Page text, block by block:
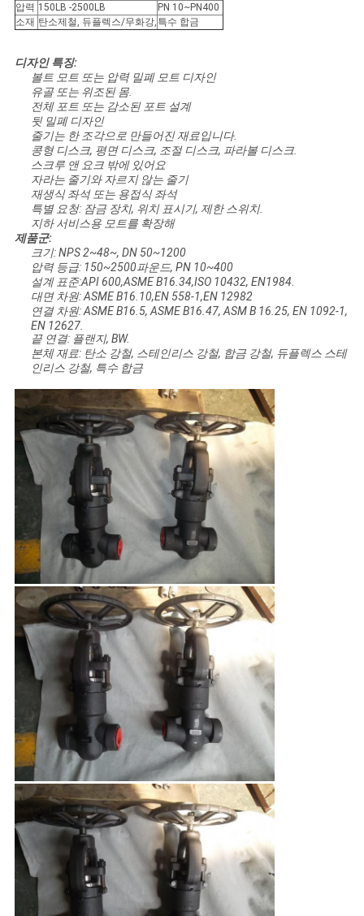
하
트
PRIVACY
POLICY
압력 150LB -2500LB
PN 10~PN400
소재 탄소제철, 듀플렉스/무화강, 특수 합금
디자인 특징:
볼트 모트 또는 압력 밀폐 모트 디자인
유골 또는 위조된 몸.
전체 포트 또는 감소된 포트 설계
뒷 밀폐 디자인
줄기는 한 조각으로 만들어진 재료입니다.
콩형 디스크, 평면 디스크, 조절 디스크, 파라볼 디스크.
스크루 앤 요크 밖에 있어요
자라는 줄기와 자르지 않는 줄기
재생식 좌석 또는 용접식 좌석
특별 요청: 잠금 장치, 위치 표시기, 제한 스위치.
지하 서비스용 모트를 확장해
제품군:
크기: NPS 2~48~, DN 50~1200
압력 등급: 150~2500파운드, PN 10~400
설계 표준:API 600,ASME B16.34,ISO 10432, EN1984.
대면 차원: ASME B16.10,EN 558-1,EN 12982
연결 차원: ASME B16.5, ASME B16.47, ASM B 16.25, EN 1092-1,
EN 12627.
끝 연결: 플랜지, BW.
본체 재료: 탄소 강철, 스테인리스 강철, 합금 강철, 듀플렉스 스테
인리스 강철, 특수 합금